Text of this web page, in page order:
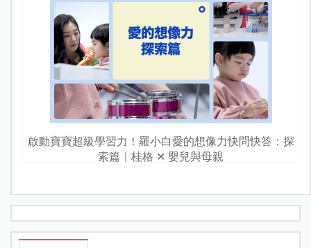
啟動寶寶超級學習力！羅小白愛的想像力快問快答：探
索篇｜桂格 ✕ 嬰兒與母親